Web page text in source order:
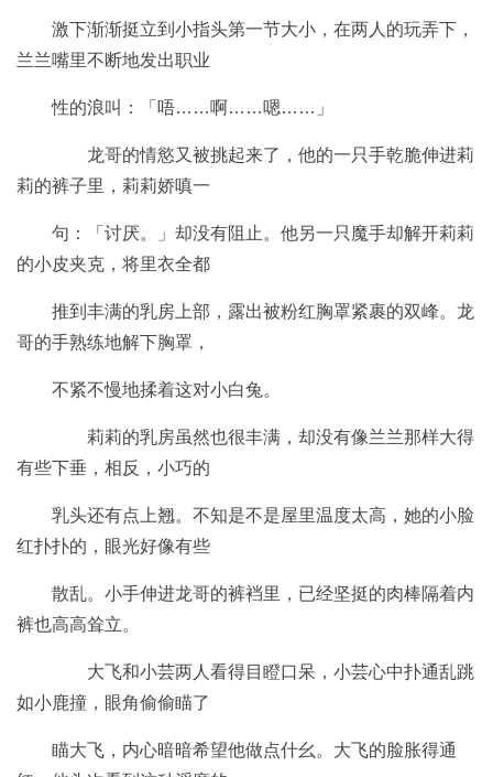
激下渐渐挺立到小指头第一节大小，在两人的玩弄下，
兰兰嘴里不断地发出职业
性的浪叫：「唔……啊……嗯……」
龙哥的情慾又被挑起来了，他的一只手乾脆伸进莉
莉的裤子里，莉莉娇嗔一
句：「讨厌。」却没有阻止。他另一只魔手却解开莉莉
的小皮夹克，将里衣全都
推到丰满的乳房上部，露出被粉红胸罩紧裹的双峰。龙
哥的手熟练地解下胸罩，
不紧不慢地揉着这对小白兔。
莉莉的乳房虽然也很丰满，却没有像兰兰那样大得
有些下垂，相反，小巧的
乳头还有点上翘。不知是不是屋里温度太高，她的小脸
红扑扑的，眼光好像有些
散乱。小手伸进龙哥的裤裆里，已经坚挺的肉棒隔着内
裤也高高耸立。
大飞和小芸两人看得目瞪口呆，小芸心中扑通乱跳
如小鹿撞，眼角偷偷瞄了
瞄大飞，内心暗暗希望他做点什幺。大飞的脸胀得通